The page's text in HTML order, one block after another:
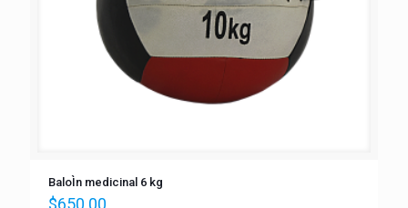
BaloÌn medicinal 6 kg
$650.00